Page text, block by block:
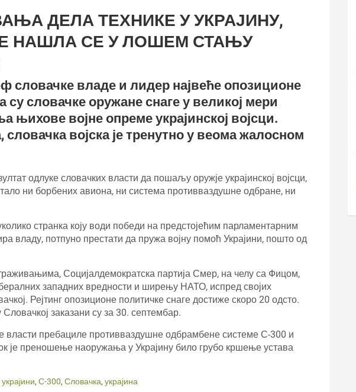
ДЕЛА ТЕХНИКЕ У УКРАЈИНУ,
НАШЛА СЕ У ЛОШЕМ СТАЊУ
владе и лидер највеће опозиционе
су словачке оружане снаге у великој мери
њихове војне опреме украјинској војсци.
војска је тренутно у веома жалосном
одлуке словачких власти да пошаљу оружје украјинској војсци,
ни борбених авиона, ни система противваздушне одбране, ни
странка коју води победи на предстојећим парламентарним
владу, потпуно престати да пружа војну помоћ Украјини, пошто од
Социјалдемократска партија Смер, на челу са Фицом,
западних вредности и ширењу НАТО, испред својих
Рејтинг опозиционе политичке снаге достиже скоро 20 одсто.
заказани су за 30. септембар.
власти пребациле противваздушне одбрамбене системе С-300 и
је преношење наоружања у Украјину било грубо кршење устава
украјини, С-300, Словачка, украјина